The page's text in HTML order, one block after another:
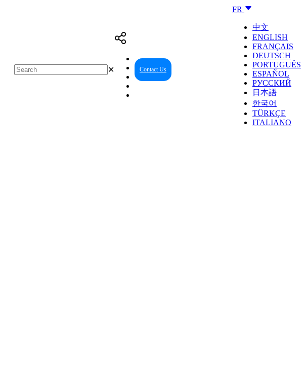
FR
中文
ENGLISH
FRANÇAIS
DEUTSCH
PORTUGUÊS
ESPAÑOL
РУССКИЙ
日本語
한국어
TÜRKÇE
ITALIANO
Contact Us
✕